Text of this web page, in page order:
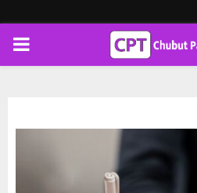
PRIMARY